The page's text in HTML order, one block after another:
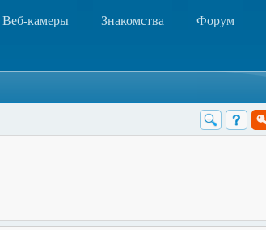
Веб-камеры Знакомства Форум